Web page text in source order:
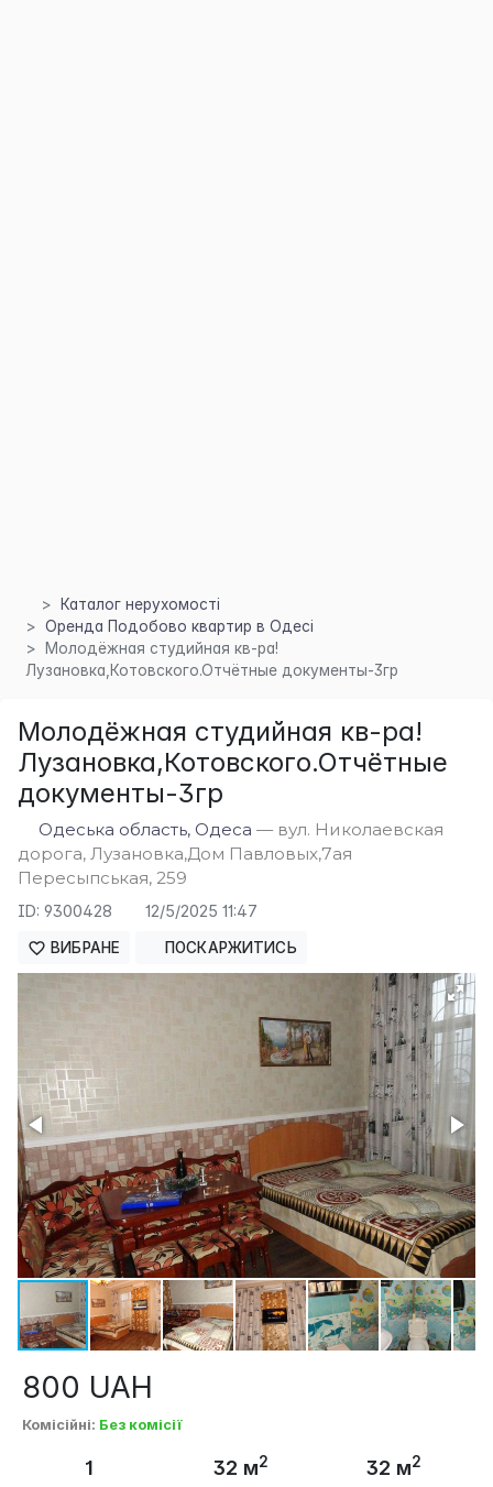
Каталог нерухомості
Оренда Подобово квартир в Одесі
Молодёжная студийная кв-ра!
Лузановка,Котовского.Отчётные документы-3гр
Молодёжная студийная кв-ра!
Лузановка,Котовского.Отчётные
документы-3гр
Одеська область, Одеса — вул. Николаевская
дорога, Лузановка,Дом Павловых,7ая
Пересыпськая, 259
ID: 9300428 12/5/2025 11:47
ВИБРАНЕ ПОСКАРЖИТИСЬ
800 UAH
Комісійні: Без комісії
1 32 м2 32 м2